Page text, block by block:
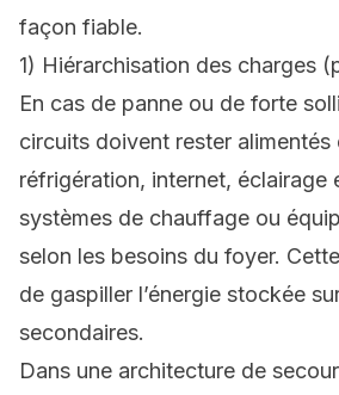
façon fiable.
1) Hiérarchisation des charges
En cas de panne ou de forte
circuits doivent rester alimentés
réfrigération, internet, éclairage
systèmes de chauffage ou
selon les besoins du foyer.
de gaspiller l’énergie stockée
secondaires.
Dans une architecture de